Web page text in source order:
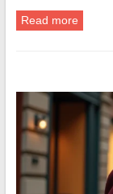
Read more